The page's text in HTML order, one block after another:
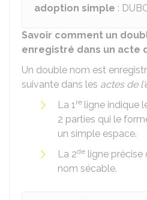
adoption simple :
Savoir comment un
enregistré dans un acte
Un double nom est
suivante dans les actes de
La 1re ligne indique
2 parties qui le
un simple espace.
La 2de ligne précise
nom sécable.